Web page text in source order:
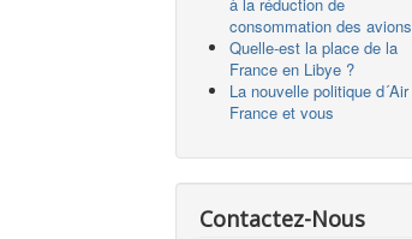
consommation des avions
Quelle-est la place de la
France en Libye ?
La nouvelle politique d´Air
France et vous
Contactez-Nous